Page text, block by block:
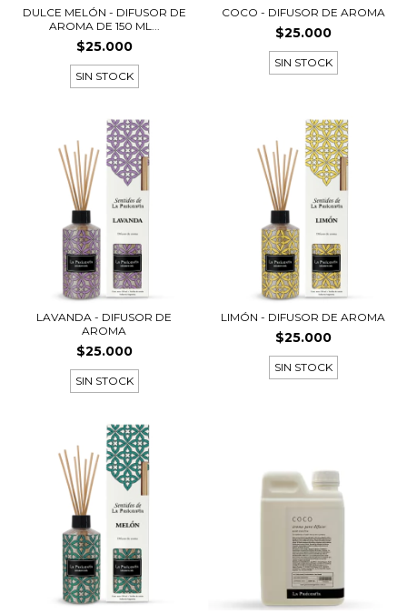
DULCE MELÓN - DIFUSOR DE
AROMA DE 150 ML...
$25.000
SIN STOCK
COCO - DIFUSOR DE AROMA
$25.000
SIN STOCK
LAVANDA - DIFUSOR DE
AROMA
$25.000
SIN STOCK
LIMÓN - DIFUSOR DE AROMA
$25.000
SIN STOCK